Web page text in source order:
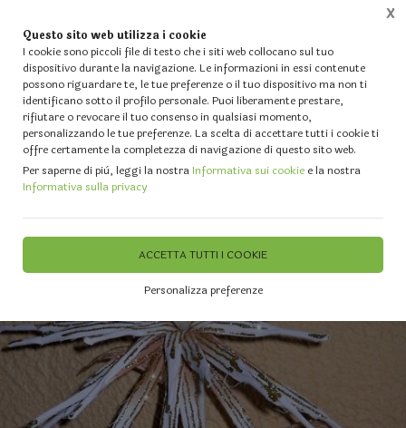
Questo sito web utilizza i cookie
I cookie sono piccoli file di testo che i siti web collocano sul tuo
dispositivo durante la navigazione. Le informazioni in essi contenute
possono riguardare te, le tue preferenze o il tuo dispositivo ma non ti
identificano sotto il profilo personale. Puoi liberamente prestare,
rifiutare o revocare il tuo consenso in qualsiasi momento,
personalizzando le tue preferenze. La scelta di accettare tutti i cookie ti
offre certamente la completezza di navigazione di questo sito web.
Per saperne di più, leggi la nostraInformativa sui cookie e la nostra
Informativa sulla privacy
ACCETTA TUTTI I COOKIE
Personalizza preferenze
X
Home Vetrina IL TUO NATALE - Alberi - Luci - Fiori artificiali - Palline e Decori diversi